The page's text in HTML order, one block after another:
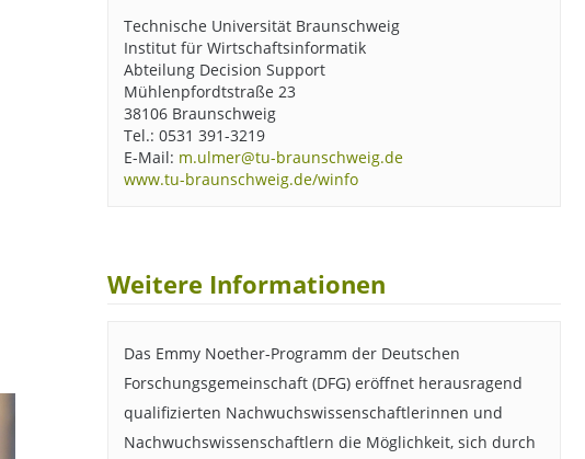
Technische Universität Braunschweig
Institut für Wirtschaftsinformatik
Abteilung Decision Support
Mühlenpfordtstraße 23
38106 Braunschweig
Tel.: 0531 391-3219
E-Mail: m.ulmer@tu-braunschweig.de
www.tu-braunschweig.de/winfo
Weitere Informationen
Das Emmy Noether-Programm der Deutschen
Forschungsgemeinschaft (DFG) eröffnet herausragend
qualifizierten Nachwuchswissenschaftlerinnen und
Nachwuchswissenschaftlern die Möglichkeit, sich durch